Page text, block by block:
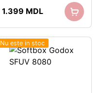
1.399 MDL
Nu este in stoc